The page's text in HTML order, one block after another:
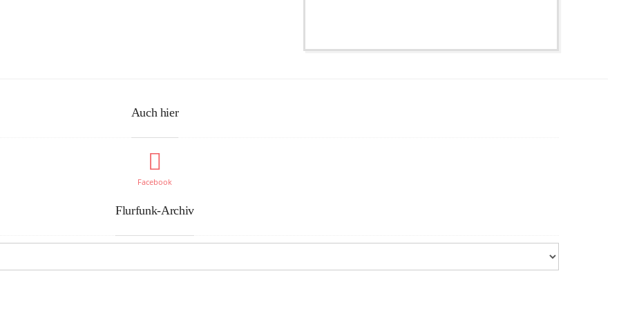
Auch hier
Facebook
Flurfunk-Archiv